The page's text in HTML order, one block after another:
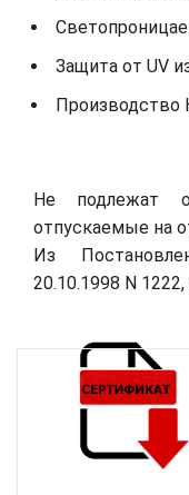
Защита от UV
Производство
Не подлежат
отпускаемые на
Из
20.10.1998 N